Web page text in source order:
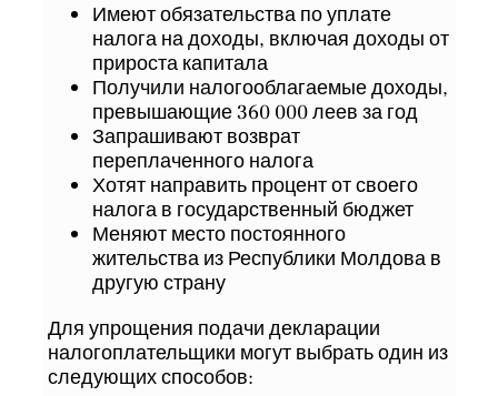
Имеют обязательства по уплате
налога на доходы, включая доходы от
прироста капитала
Получили налогооблагаемые доходы,
превышающие 360 000 леев за год
Запрашивают возврат
переплаченного налога
Хотят направить процент от своего
налога в государственный бюджет
Меняют место постоянного
жительства из Республики Молдова в
другую страну
Для упрощения подачи декларации
налогоплательщики могут выбрать один из
следующих способов: